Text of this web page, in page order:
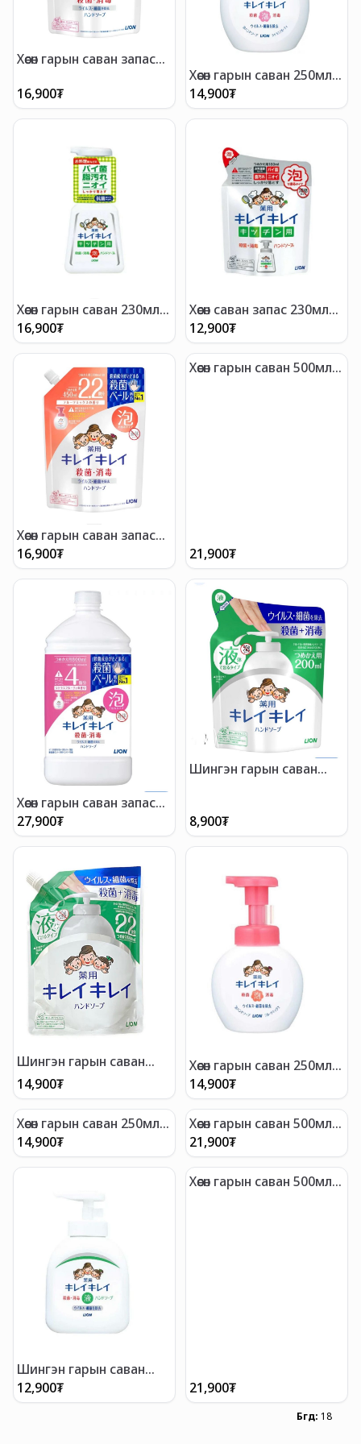
Хөөсөн гарын саван запас
16,900₮
Хөөсөн гарын саван 250мл
Цитрус
14,900₮
Хөөсөн гарын саван 230мл
Гал тог
16,900₮
Хөөсөн саван запас 230мл
гал тог
12,900₮
Хөөсөн гарын саван запас
450мл
16,900₮
Хөөсөн гарын саван 500мл
21,900₮
Хөөсөн гарын саван запас
800мл
27,900₮
Шингэн гарын саван
8,900₮
Шингэн гарын саван
запас 450мл
14,900₮
Хөөсөн гарын саван 250мл
жимсний
14,900₮
Хөөсөн гарын саван 250мл
цэцгийн
14,900₮
Хөөсөн гарын саван 500мл
жимсний
21,900₮
Шингэн гарын саван
250мл
12,900₮
Хөөсөн гарын саван 500мл
21,900₮
Бүгд: 18